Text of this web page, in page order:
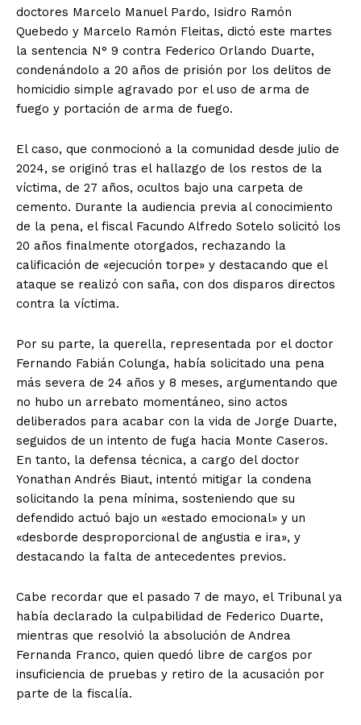
doctores Marcelo Manuel Pardo, Isidro Ramón
Quebedo y Marcelo Ramón Fleitas, dictó este martes
la sentencia N° 9 contra Federico Orlando Duarte,
condenándolo a 20 años de prisión por los delitos de
homicidio simple agravado por el uso de arma de
fuego y portación de arma de fuego.
El caso, que conmocionó a la comunidad desde julio de
2024, se originó tras el hallazgo de los restos de la
víctima, de 27 años, ocultos bajo una carpeta de
cemento. Durante la audiencia previa al conocimiento
de la pena, el fiscal Facundo Alfredo Sotelo solicitó los
20 años finalmente otorgados, rechazando la
calificación de «ejecución torpe» y destacando que el
ataque se realizó con saña, con dos disparos directos
contra la víctima.
Por su parte, la querella, representada por el doctor
Fernando Fabián Colunga, había solicitado una pena
más severa de 24 años y 8 meses, argumentando que
no hubo un arrebato momentáneo, sino actos
deliberados para acabar con la vida de Jorge Duarte,
seguidos de un intento de fuga hacia Monte Caseros.
En tanto, la defensa técnica, a cargo del doctor
Yonathan Andrés Biaut, intentó mitigar la condena
solicitando la pena mínima, sosteniendo que su
defendido actuó bajo un «estado emocional» y un
«desborde desproporcional de angustia e ira», y
destacando la falta de antecedentes previos.
Cabe recordar que el pasado 7 de mayo, el Tribunal ya
había declarado la culpabilidad de Federico Duarte,
mientras que resolvió la absolución de Andrea
Fernanda Franco, quien quedó libre de cargos por
insuficiencia de pruebas y retiro de la acusación por
parte de la fiscalía.